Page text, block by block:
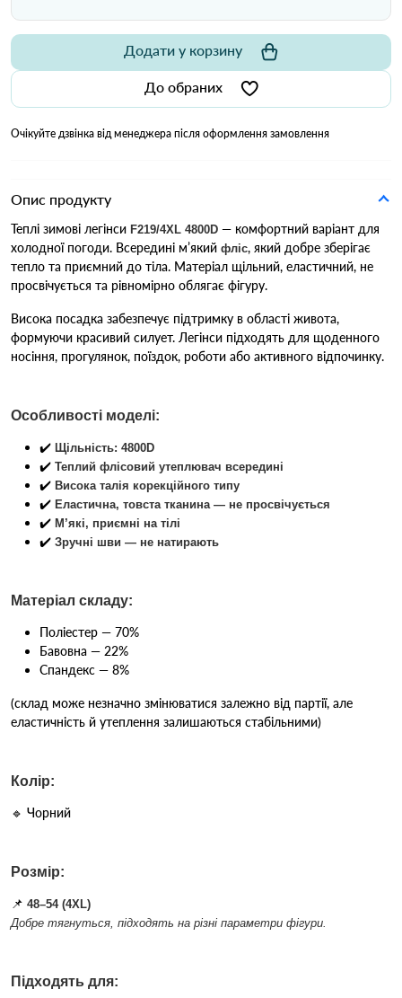
До обраних
Додати у корзину
Очікуйте дзвінка від менеджера після оформлення замовлення
Опис продукту
Теплі зимові легінси F219/4XL 4800D — комфортний варіант для
холодної погоди. Всередині м’який фліс, який добре зберігає
тепло та приємний до тіла. Матеріал щільний, еластичний, не
просвічується та рівномірно облягає фігуру.
Висока посадка забезпечує підтримку в області живота,
формуючи красивий силует. Легінси підходять для щоденного
носіння, прогулянок, поїздок, роботи або активного відпочинку.
Особливості моделі:
✔️ Щільність: 4800D
✔️ Теплий флісовий утеплювач всередині
✔️ Висока талія корекційного типу
✔️ Еластична, товста тканина — не просвічується
✔️ М’які, приємні на тілі
✔️ Зручні шви — не натирають
Матеріал складу:
Поліестер — 70%
Бавовна — 22%
Спандекс — 8%
(склад може незначно змінюватися залежно від партії, але
еластичність й утеплення залишаються стабільними)
Колір:
🔹 Чорний
Розмір:
📌 48–54 (4XL)
Добре тягнуться, підходять на різні параметри фігури.
Підходять для: